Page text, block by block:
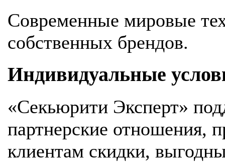
Современные мировые
собственных брендов.
Индивидуальные
«Секьюрити Эксперт»
партнерские отношения,
клиентам скидки,